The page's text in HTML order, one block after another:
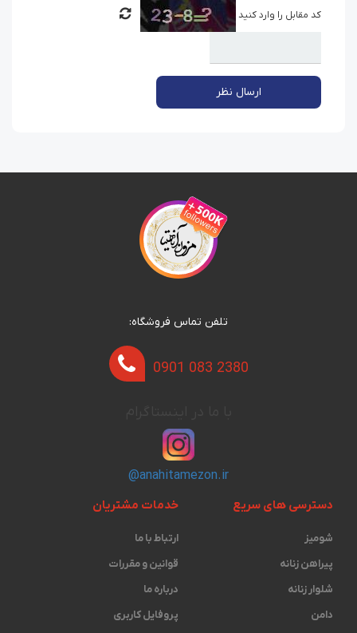
کد مقابل را وارد کنید
ارسال نظر
تلفن تماس فروشگاه:
0901 083 2380
@anahitamezon.ir
دسترسی های سریع
شومیز
پیراهن زنانه
شلوار زنانه
دامن
خدمات مشتریان
ارتباط با ما
قوانین و مقررات
درباره ما
پروفایل کاربری